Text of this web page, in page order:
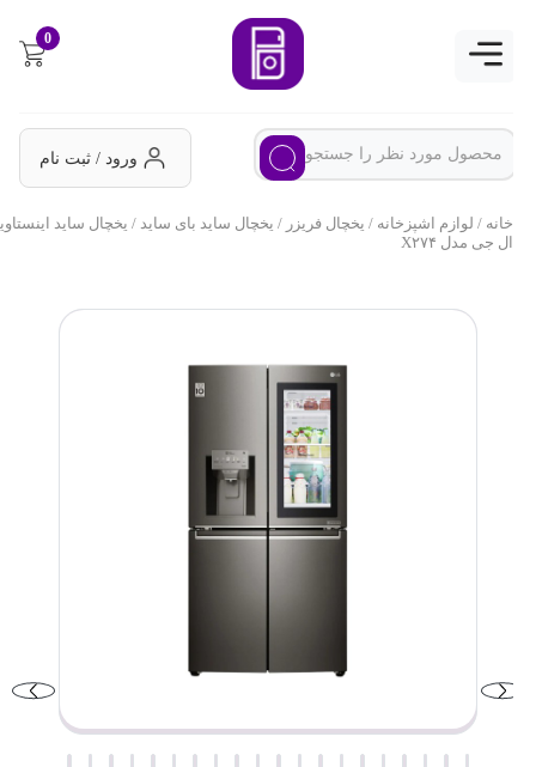
ورود / ثبت نام
خانه/لوازم اشپزخانه/یخچال فریزر / یخچال ساید بای ساید/ یخچال ساید اینستاویو
ال جی مدل X۲۷۴